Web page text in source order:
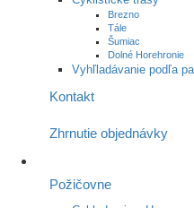
Brezno
Tále
Šumiac
Dolné Horehronie
Vyhľladávanie podľa
Kontakt
Zhrnutie objednávky
Požičovne